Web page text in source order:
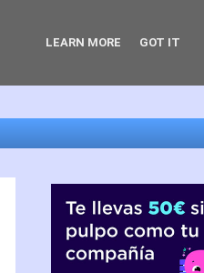
LEARN MORE GOT IT